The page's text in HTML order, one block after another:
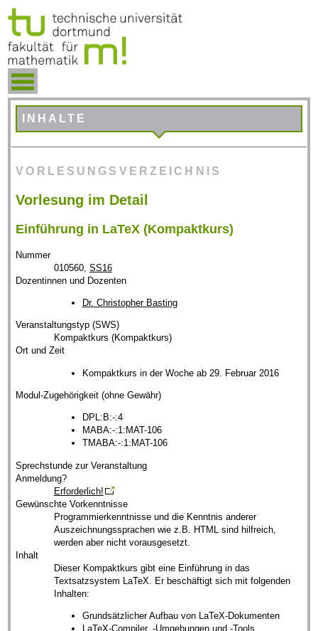
INHALTE
VORLESUNGSVERZEICHNIS
Vorlesung im Detail
Einführung in LaTeX (Kompaktkurs)
Nummer
010560, SS16
Dozentinnen und Dozenten
Dr. Christopher Basting
Veranstaltungstyp (SWS)
Kompaktkurs (Kompaktkurs)
Ort und Zeit
Kompaktkurs in der Woche ab 29. Februar 2016
Modul-Zugehörigkeit (ohne Gewähr)
DPL:B:-:4
MABA:-:1:MAT-106
TMABA:-:1:MAT-106
Sprechstunde zur Veranstaltung
Anmeldung?
Erforderlich!
Gewünschte Vorkenntnisse
Programmierkenntnisse und die Kenntnis anderer
Auszeichnungssprachen wie z.B. HTML sind hilfreich,
werden aber nicht vorausgesetzt.
Inhalt
Dieser Kompaktkurs gibt eine Einführung in das
Textsatzsystem LaTeX. Er beschäftigt sich mit folgenden
Inhalten:
Grundsätzlicher Aufbau von LaTeX-Dokumenten
LaTeX-Compiler, -Umgebungen und -Tools